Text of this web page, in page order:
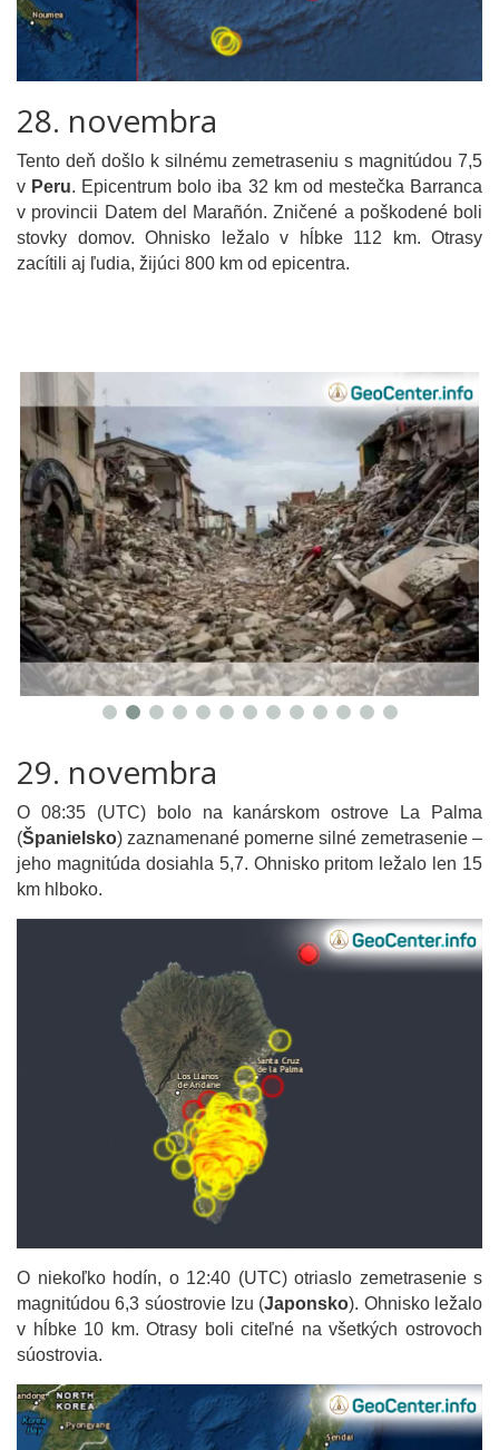
28. novembra
Tento deň došlo k silnému zemetraseniu s magnitúdou 7,5
v Peru. Epicentrum bolo iba 32 km od mestečka Barranca
v provincii Datem del Marañón. Zničené a poškodené boli
stovky domov. Ohnisko ležalo v hĺbke 112 km. Otrasy
zacítili aj ľudia, žijúci 800 km od epicentra.
29. novembra
O 08:35 (UTC) bolo na kanárskom ostrove La Palma
(Španielsko) zaznamenané pomerne silné zemetrasenie –
jeho magnitúda dosiahla 5,7. Ohnisko pritom ležalo len 15
km hlboko.
O niekoľko hodín, o 12:40 (UTC) otriaslo zemetrasenie s
magnitúdou 6,3 súostrovie Izu (Japonsko). Ohnisko ležalo
v hĺbke 10 km. Otrasy boli citeľné na všetkých ostrovoch
súostrovia.